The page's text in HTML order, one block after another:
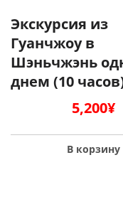
Экскурсия из
Гуанчжоу в
Шэньчжэнь
днем (10
5,200¥
В корзину